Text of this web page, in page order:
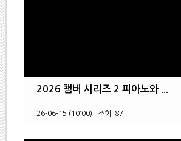
2026 챔버 시리즈 2 피아노와 ...
26-06-15 (10:00) 조회 :87